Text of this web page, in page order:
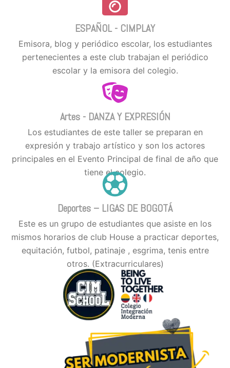
ESPAÑOL - CIMPLAY
Emisora, blog y periódico escolar, los estudiantes
pertenecientes a este club trabajan el periódico
escolar y la emisora del colegio.
Artes - DANZA Y EXPRESIÓN
Los estudiantes de este taller se preparan en
expresión y trabajo artístico y son los actores
principales en el Evento Principal de final de año que
tiene el colegio.
Deportes – LIGAS DE BOGOTÁ
Este es un grupo de estudiantes que asiste en los
mismos horarios de club House a practicar deportes,
equitación, futbol, patinaje , esgrima, tenis entre
otros. (Extracurriculares)